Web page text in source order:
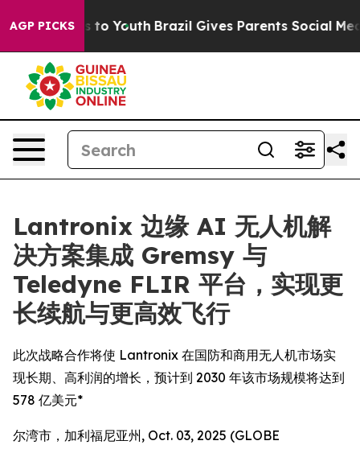
AGP PICKSto Youth Brazil Gives Parents Social Media
Lantronix 边缘 AI 无人机解
决方案集成 Gremsy 与
Teledyne FLIR 平台，实现更
长续航与更高效飞行
此次战略合作将使 Lantronix 在国防和商用无人机市场实
现长期、高利润的增长，预计到 2030 年该市场规模将达到
578 亿美元*
尔湾市，加利福尼亚州, Oct. 03, 2025 (GLOBE